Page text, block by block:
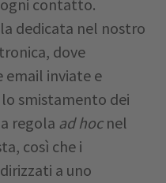
contatto.
dedicata nel nostro
dove
inviate e
smistamento dei
regola ad hocnel
così che i
a uno